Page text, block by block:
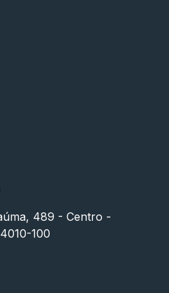
489 - Centro -
100